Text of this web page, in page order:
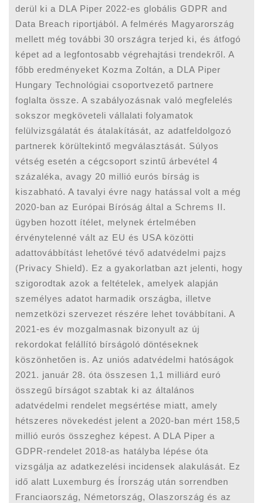
derül ki a DLA Piper 2022-es globális GDPR and
Data Breach riportjából. A felmérés Magyarország
mellett még további 30 országra terjed ki, és átfogó
képet ad a legfontosabb végrehajtási trendekről. A
főbb eredményeket Kozma Zoltán, a DLA Piper
Hungary Technológiai csoportvezető partnere
foglalta össze. A szabályozásnak való megfelelés
sokszor megköveteli vállalati folyamatok
felülvizsgálatát és átalakítását, az adatfeldolgozó
partnerek körültekintő megválasztását. Súlyos
vétség esetén a cégcsoport szintű árbevétel 4
százaléka, avagy 20 millió eurós bírság is
kiszabható. A tavalyi évre nagy hatással volt a még
2020-ban az Európai Bíróság által a Schrems II.
ügyben hozott ítélet, melynek értelmében
érvénytelenné vált az EU és USA közötti
adattovábbítást lehetővé tévő adatvédelmi pajzs
(Privacy Shield). Ez a gyakorlatban azt jelenti, hogy
szigorodtak azok a feltételek, amelyek alapján
személyes adatot harmadik országba, illetve
nemzetközi szervezet részére lehet továbbítani. A
2021-es év mozgalmasnak bizonyult az új
rekordokat felállító bírságoló döntéseknek
köszönhetően is. Az uniós adatvédelmi hatóságok
2021. január 28. óta összesen 1,1 milliárd euró
összegű bírságot szabtak ki az általános
adatvédelmi rendelet megsértése miatt, amely
hétszeres növekedést jelent a 2020-ban mért 158,5
millió eurós összeghez képest. A DLA Piper a
GDPR-rendelet 2018-as hatályba lépése óta
vizsgálja az adatkezelési incidensek alakulását. Ez
idő alatt Luxemburg és Írország után sorrendben
Franciaország, Németország, Olaszország és az